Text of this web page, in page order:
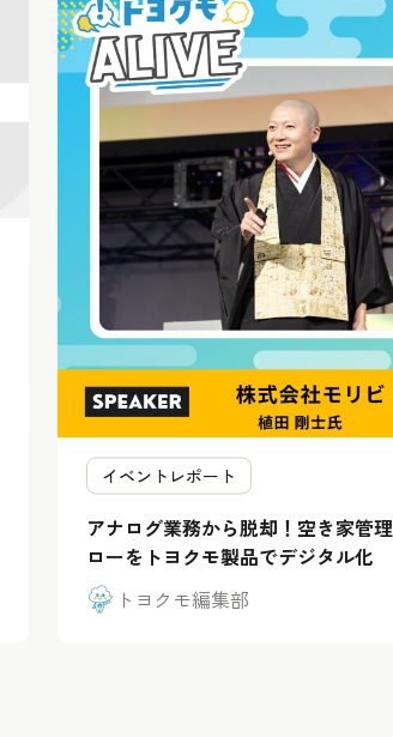
イベントレポート
アナログ業務から脱却！空き家管
ローをトヨクモ製品でデジタル化
トヨクモ編集部